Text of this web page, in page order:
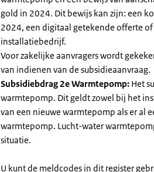
gold in 2024. Dit bewijs kan zijn: een
2024, een digitaal getekende offerte
installatiebedrijf.
Voor zakelijke aanvragers wordt
van indienen van de subsidieaanvraag.
Subsidiebdrag 2e Warmtepomp: Het
warmtepomp. Dit geldt zowel bij het
van een nieuwe warmtepomp als er al
warmtepomp. Lucht-water
situatie.
U kunt de meldcodes in dit register